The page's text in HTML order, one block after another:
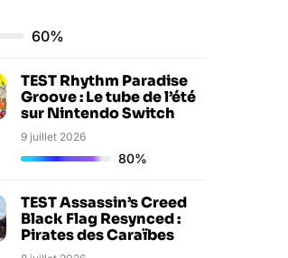
60%
TEST Rhythm Paradise
Groove : Le tube de l’été
sur Nintendo Switch
9 juillet 2026
80%
TEST Assassin’s Creed
Black Flag Resynced :
Pirates des Caraïbes